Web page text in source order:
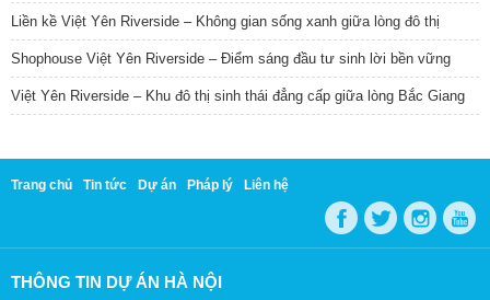
Liền kề Việt Yên Riverside – Không gian sống xanh giữa lòng đô thị
Shophouse Việt Yên Riverside – Điểm sáng đầu tư sinh lời bền vững
Việt Yên Riverside – Khu đô thị sinh thái đẳng cấp giữa lòng Bắc Giang
Trang chủ Tin tức Dự án Pháp lý Liên hệ
THÔNG TIN DỰ ÁN HÀ NỘI